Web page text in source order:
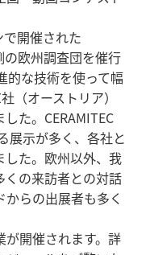
開催された
の欧州調査団を催行
的な技術を使って幅
（オーストリア）
た。CERAMITEC
展示が多く、各社と
した。欧州以外、我
くの来訪者との対話
らの出展者も多く
開催されます。詳